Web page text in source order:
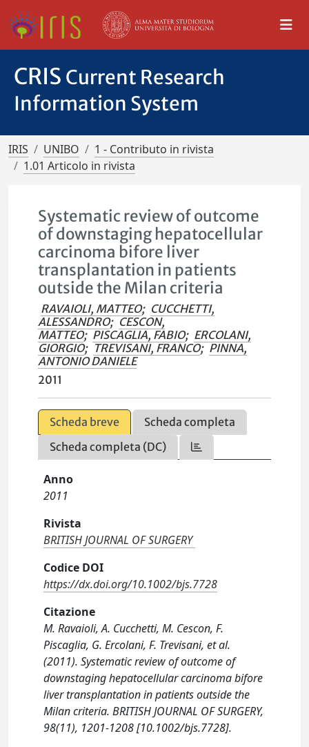
CRIS Current Research
Information System
IRIS UNIBO
1 - Contributo in rivista
1.01 Articolo in rivista
Systematic review of outcome
of downstaging hepatocellular
carcinoma bifore liver
transplantation in patients
outside the Milan criteria
RAVAIOLI, MATTEO; CUCCHETTI,
ALESSANDRO; CESCON,
MATTEO; PISCAGLIA, FABIO; ERCOLANI,
GIORGIO; TREVISANI, FRANCO; PINNA,
ANTONIO DANIELE
2011
Scheda breve
Scheda completa
Scheda completa (DC)
Anno
2011
Rivista
BRITISH JOURNAL OF SURGERY
Codice DOI
https://dx.doi.org/10.1002/bjs.7728
Citazione
M. Ravaioli, A. Cucchetti, M. Cescon, F.
Piscaglia, G. Ercolani, F. Trevisani, et al.
(2011). Systematic review of outcome of
downstaging hepatocellular carcinoma bifore
liver transplantation in patients outside the
Milan criteria. BRITISH JOURNAL OF SURGERY,
98(11), 1201-1208 [10.1002/bjs.7728].